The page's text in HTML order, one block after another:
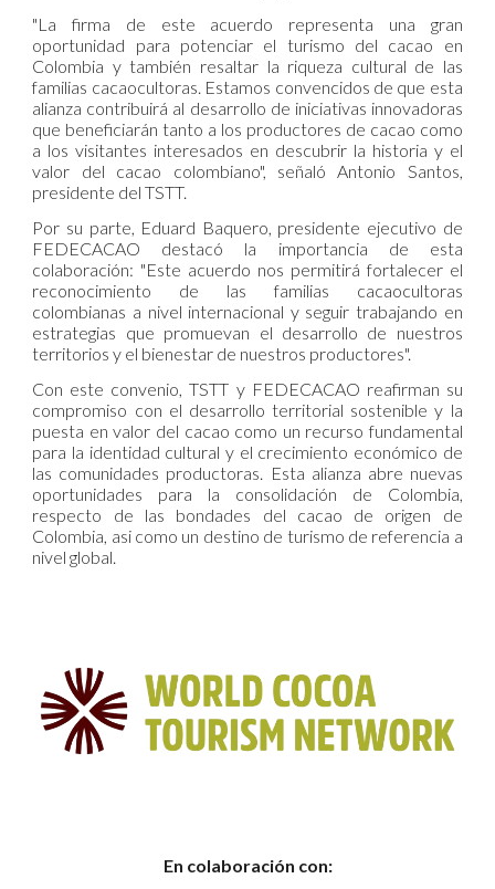
"La firma de este acuerdo representa una gran
oportunidad para potenciar el turismo del cacao en
Colombia y también resaltar la riqueza cultural de las
familias cacaocultoras. Estamos convencidos de que esta
alianza contribuirá al desarrollo de iniciativas innovadoras
que beneficiarán tanto a los productores de cacao como
a los visitantes interesados en descubrir la historia y el
valor del cacao colombiano", señaló Antonio Santos,
presidente del TSTT.
Por su parte, Eduard Baquero, presidente ejecutivo de
FEDECACAO destacó la importancia de esta
colaboración: "Este acuerdo nos permitirá fortalecer el
reconocimiento de las familias cacaocultoras
colombianas a nivel internacional y seguir trabajando en
estrategias que promuevan el desarrollo de nuestros
territorios y el bienestar de nuestros productores".
Con este convenio, TSTT y FEDECACAO reafirman su
compromiso con el desarrollo territorial sostenible y la
puesta en valor del cacao como un recurso fundamental
para la identidad cultural y el crecimiento económico de
las comunidades productoras. Esta alianza abre nuevas
oportunidades para la consolidación de Colombia,
respecto de las bondades del cacao de origen de
Colombia, asi como un destino de turismo de referencia a
nivel global.
En colaboración con: